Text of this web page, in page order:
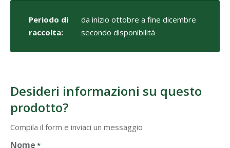
Periodo di
raccolta:
da inizio ottobre a fine dicembre
secondo disponibilità
Desideri informazioni su questo
prodotto?
Compila il form e inviaci un messaggio
Nome *